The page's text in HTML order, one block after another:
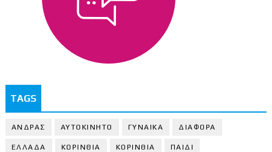
TAGS
ΑΝΔΡΑΣ ΑΥΤΟΚΙΝΗΤΟ ΓΥΝΑΙΚΑ ΔΙΑΦΟΡΑ
ΕΛΛΑΔΑ ΚΟΡΙΝΘΙΑ ΚΟΡΙΝΘΙA ΠΑΙΔΙ